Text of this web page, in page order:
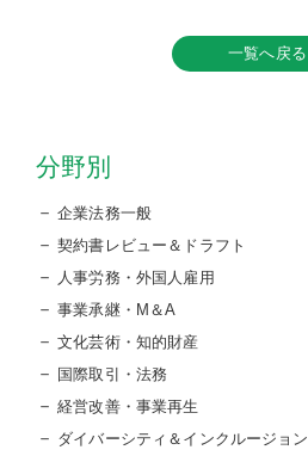
一覧へ戻る
分野別
企業法務一般
契約書レビュー＆ドラフト
人事労務・外国人雇用
事業承継・M＆A
文化芸術・知的財産
国際取引・法務
経営改善・事業再生
ダイバーシティ＆インクルージョン